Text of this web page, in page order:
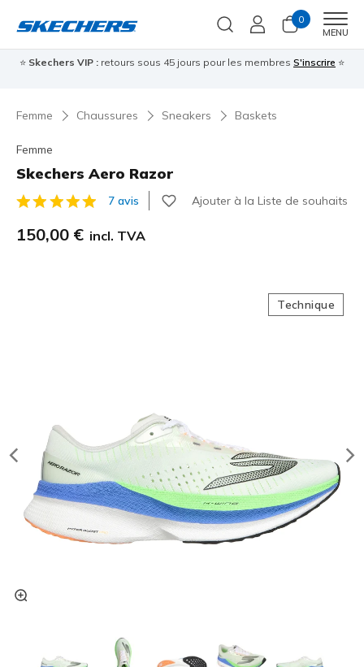
0
MENU
⭐ Skechers VIP : retours sous 45 jours pour les membres S'inscrire ⭐
Femme Chaussures Sneakers Baskets
Femme
Skechers Aero Razor
Évaluation client 4,5 sur 5
7 avis Ajouter à la Liste de souhaits
150,00 € incl. TVA
Technique